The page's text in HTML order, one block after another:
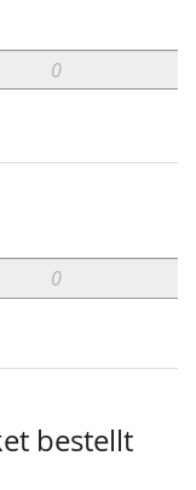
bestellt